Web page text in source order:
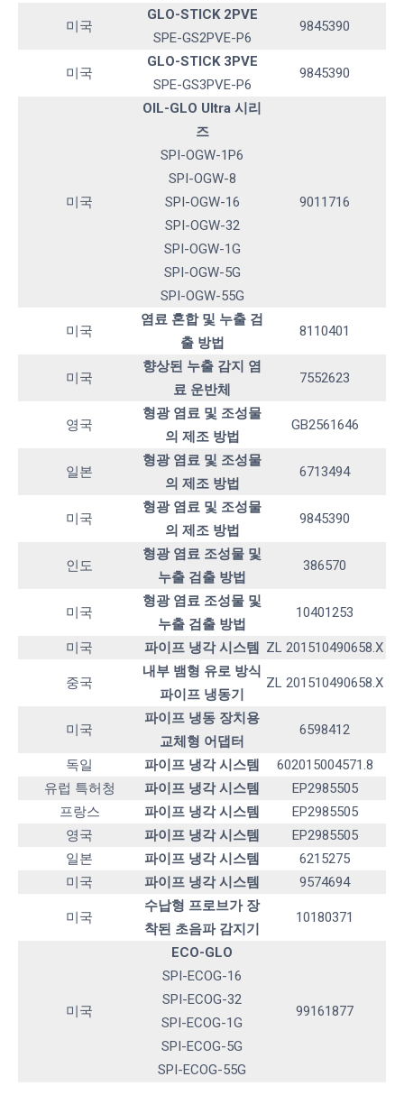
미국
GLO-STICK 2PVE
SPE-GS2PVE-P6
9845390
미국
GLO-STICK 3PVE
SPE-GS3PVE-P6
9845390
미국
OIL-GLO Ultra 시리
즈
SPI-OGW-1P6
SPI-OGW-8
SPI-OGW-16
SPI-OGW-32
SPI-OGW-1G
SPI-OGW-5G
SPI-OGW-55G
9011716
미국
염료 혼합 및 누출 검
출 방법
8110401
미국
향상된 누출 감지 염
료 운반체
7552623
영국
형광 염료 및 조성물
의 제조 방법
GB2561646
일본
형광 염료 및 조성물
의 제조 방법
6713494
미국
형광 염료 및 조성물
의 제조 방법
9845390
인도
형광 염료 조성물 및
누출 검출 방법
386570
미국
형광 염료 조성물 및
누출 검출 방법
10401253
미국 파이프 냉각 시스템 ZL 201510490658.X
중국
내부 뱀형 유로 방식
파이프 냉동기
ZL 201510490658.X
미국
파이프 냉동 장치용
교체형 어댑터
6598412
독일 파이프 냉각 시스템
602015004571.8
유럽 특허청
파이프 냉각 시스템
EP2985505
프랑스
파이프 냉각 시스템
EP2985505
영국
파이프 냉각 시스템
EP2985505
일본
파이프 냉각 시스템
6215275
미국
파이프 냉각 시스템 9574694
미국
수납형 프로브가 장
착된 초음파 감지기
10180371
미국
ECO-GLO
SPI-ECOG-16
SPI-ECOG-32
SPI-ECOG-1G
SPI-ECOG-5G
SPI-ECOG-55G
99161877